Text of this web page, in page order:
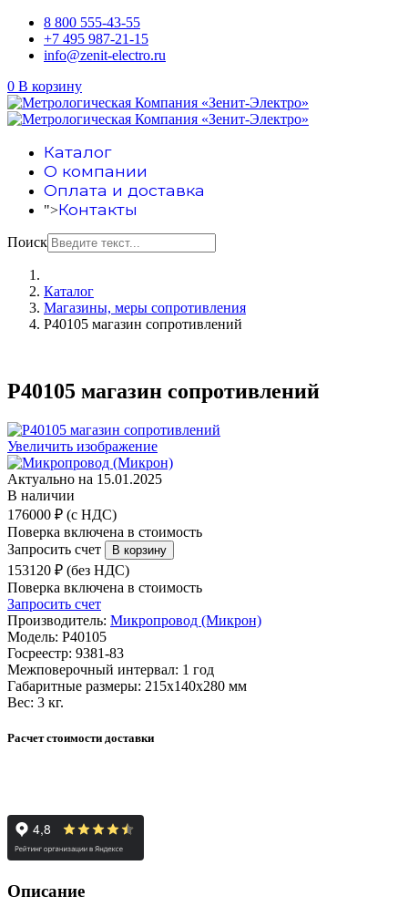
8 800 555-43-55
+7 495 987-21-15
info@zenit-electro.ru
0 В корзину
Каталог
О компании
Оплата и доставка
">Контакты
Поиск
Каталог
Магазины, меры сопротивления
Р40105 магазин сопротивлений
Р40105 магазин сопротивлений
Увеличить изображение
Актуально на 15.01.2025
В наличии
176000 ₽ (с НДС)
Поверка включена в стоимость
Запросить счет
153120 ₽ (без НДС)
Поверка включена в стоимость
Запросить счет
Производитель: Микропровод (Микрон)
Модель: Р40105
Госреестр: 9381-83
Межповерочный интервал: 1 год
Габаритные размеры: 215х140х280 мм
Вес: 3 кг.
Расчет стоимости доставки
Описание